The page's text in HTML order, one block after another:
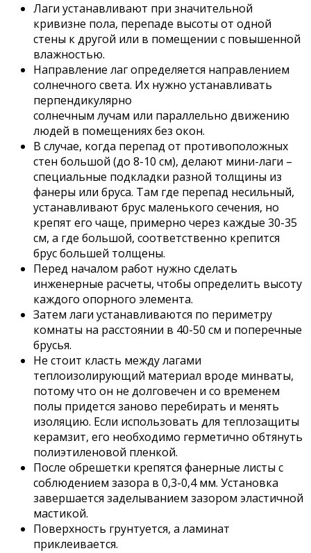
Лаги устанавливают при значительной
кривизне пола, перепаде высоты от одной
стены к другой или в помещении с повышенной
влажностью.
Направление лаг определяется направлением
солнечного света. Их нужно устанавливать
перпендикулярно
солнечным лучам или параллельно движению
людей в помещениях без окон.
В случае, когда перепад от противоположных
стен большой (до 8-10 см), делают мини-лаги –
специальные подкладки разной толщины из
фанеры или бруса. Там где перепад несильный,
устанавливают брус маленького сечения, но
крепят его чаще, примерно через каждые 30-35
см, а где большой, соответственно крепится
брус большей толщены.
Перед началом работ нужно сделать
инженерные расчеты, чтобы определить высоту
каждого опорного элемента.
Затем лаги устанавливаются по периметру
комнаты на расстоянии в 40-50 см и поперечные
брусья.
Не стоит класть между лагами
теплоизолирующий материал вроде минваты,
потому что он не долговечен и со временем
полы придется заново перебирать и менять
изоляцию. Если использовать для теплозащиты
керамзит, его необходимо герметично обтянуть
полиэтиленовой пленкой.
После обрешетки крепятся фанерные листы с
соблюдением зазора в 0,3-0,4 мм. Установка
завершается заделыванием зазором эластичной
мастикой.
Поверхность грунтуется, а ламинат
приклеивается.